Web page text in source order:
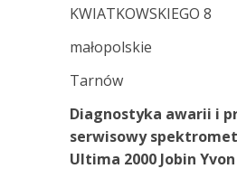
KWIATKOWSKIEGO 8
małopolskie
Tarnów
Diagnostyka awarii i
serwisowy
Ultima 2000 Jobin Yvon